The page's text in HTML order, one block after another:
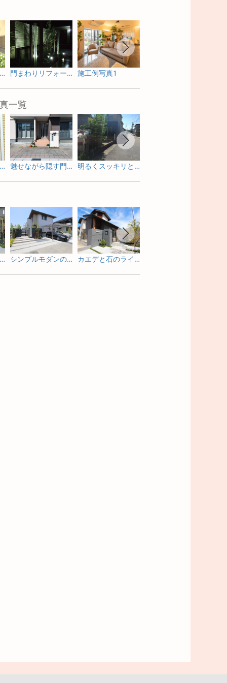
枕木と個性的アイアン風門扉を使った門まわり 門まわりリフォームの依頼を受け、ライティングもご提案 施工例写真1
一覧
高級感のあるガーデンルームで寛ぐリフォーム庭工事 魅せながら隠す門周りのリフォーム外構 明るくスッキリと劇的に変身したリフォーム外構
料亭のような佇まいを照明で包み込む新築外構 シンプルモダンの門まわりの照明演出 カエデと石のライトアップが素敵な門まわり